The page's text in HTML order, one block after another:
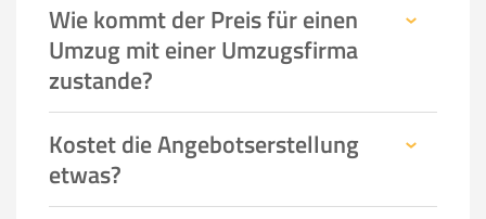
Wie kommt der Preis für einen
Umzug mit einer Umzugsfirma
zustande?
Kostet die Angebotserstellung
etwas?